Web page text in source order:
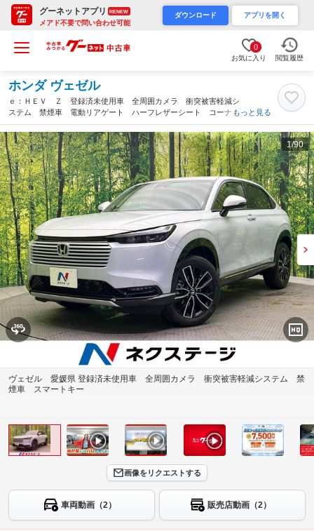
グーネットアプリ RENEW
メアド不要で問い合わせ可能
ダウンロード アプリを開く
0
お気に入り 閲覧履歴
ホンダ ヴェゼル
ｅ：ＨＥＶ Ｚ 登録済未使用車 全周囲カメラ 衝突被害軽減シ
ステム 禁煙車 電動リアゲート ハーフレザーシート コーナー
センサー スマートキー ＬＥＤヘッド ＥＴＣ２．０ 純正１８
インチアルミ オートハイビーム（愛媛県）
もっと見る
1/90
ヴェゼル 愛媛県 登録済未使用車 全周囲カメラ 衝突被害軽減システム 禁
煙車 スマートキー
画像をリクエストする
車両動画（2） 販売店動画（2）